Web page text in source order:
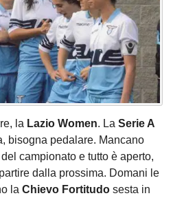
la Lazio Women. La Serie A
bisogna pedalare. Mancano
campionato e tutto è aperto,
dalla prossima. Domani le
la Chievo Fortitudo sesta in